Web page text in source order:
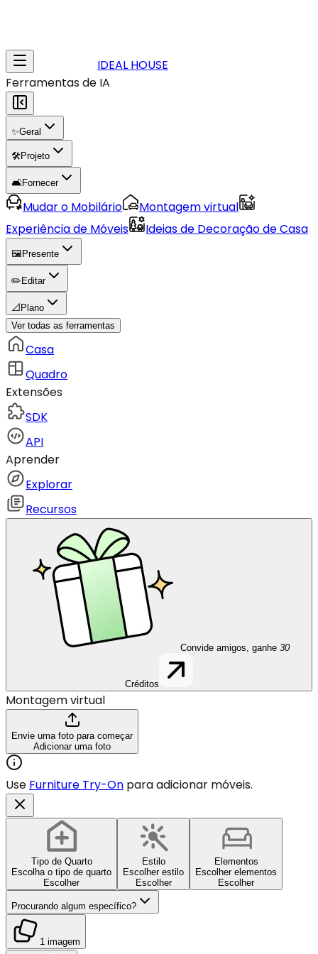
IDEAL HOUSE
Ferramentas de IA
✨Geral
🛠️Projeto
🛋️Fornecer
Mudar o Mobilário
Montagem virtual
Experiência de Móveis
Ideias de Decoração de Casa
🖼️ Presente
✏️ Editar
📐 Plano
Ver todas as ferramentas
Casa
Quadro
Extensões
SDK
API
Aprender
Explorar
Recursos
Convide amigos, ganhe 30
Créditos
Montagem virtual
Envie uma foto para começar
Adicionar uma foto
Use Furniture Try-On para adicionar móveis.
Tipo de Quarto
Escolha o tipo de quarto
Escolher
Estilo
Escolher estilo
Escolher
Elementos
Escolher elementos
Escolher
Procurando algum específico?
1 imagem